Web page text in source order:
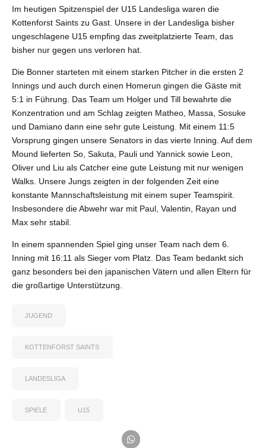
8
9
0
8
9
8
9
0
Im heutigen Spitzenspiel der U15 Landesliga waren die
Kottenforst Saints zu Gast. Unsere in der Landesliga bisher
ungeschlagene U15 empfing das zweitplatzierte Team, das
bisher nur gegen uns verloren hat.
Die Bonner starteten mit einem starken Pitcher in die ersten 2
Innings und auch durch einen Homerun gingen die Gäste mit
5:1 in Führung. Das Team um Holger und Till bewahrte die
Konzentration und am Schlag zeigten Matheo, Massa, Sosuke
und Damiano dann eine sehr gute Leistung. Mit einem 11:5
Vorsprung gingen unsere Senators in das vierte Inning. Auf dem
Mound lieferten So, Sakuta, Pauli und Yannick sowie Leon,
Oliver und Liu als Catcher eine gute Leistung mit nur wenigen
Walks. Unsere Jungs zeigten in der folgenden Zeit eine
konstante Mannschaftsleistung mit einem super Teamspirit.
Insbesondere die Abwehr war mit Paul, Valentin, Rayan und
Max sehr stabil.
In einem spannenden Spiel ging unser Team nach dem 6.
Inning mit 16:11 als Sieger vom Platz. Das Team bedankt sich
ganz besonders bei den japanischen Vätern und allen Eltern für
die großartige Unterstützung.
JUGEND
KOTTENFORST SAINTS
LANDESLIGA
SPIELE U15